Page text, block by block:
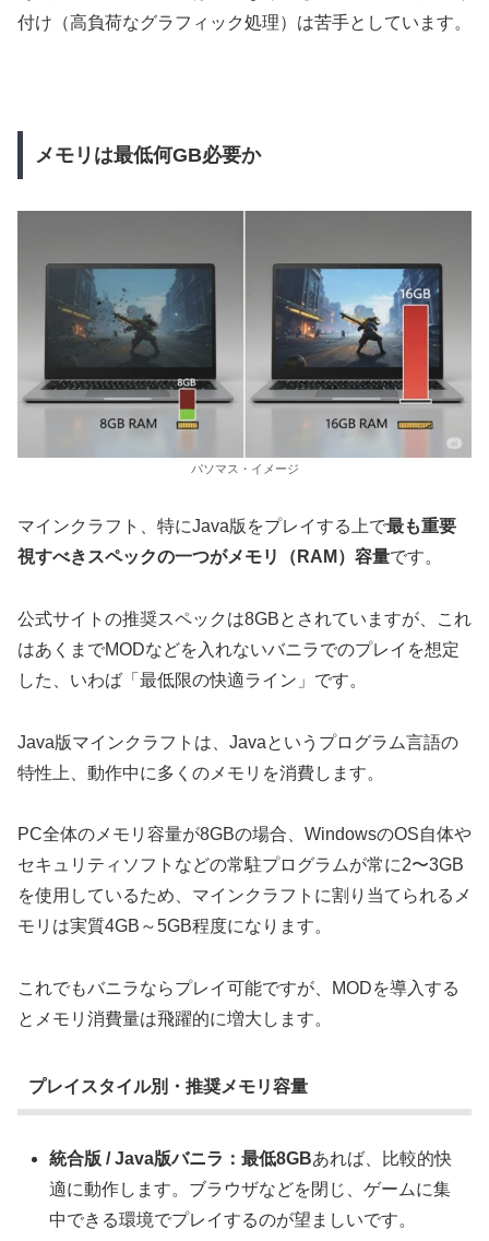
付け（高負荷なグラフィック処理）は苦手としています。
メモリは最低何GB必要か
パソマス・イメージ
マインクラフト、特にJava版をプレイする上で最も重要
視すべきスペックの一つがメモリ（RAM）容量です。
公式サイトの推奨スペックは8GBとされていますが、これ
はあくまでMODなどを入れないバニラでのプレイを想定
した、いわば「最低限の快適ライン」です。
Java版マインクラフトは、Javaというプログラム言語の
特性上、動作中に多くのメモリを消費します。
PC全体のメモリ容量が8GBの場合、WindowsのOS自体や
セキュリティソフトなどの常駐プログラムが常に2〜3GB
を使用しているため、マインクラフトに割り当てられるメ
モリは実質4GB～5GB程度になります。
これでもバニラならプレイ可能ですが、MODを導入する
とメモリ消費量は飛躍的に増大します。
プレイスタイル別・推奨メモリ容量
統合版 / Java版バニラ：最低8GBあれば、比較的快
適に動作します。ブラウザなどを閉じ、ゲームに集
中できる環境でプレイするのが望ましいです。